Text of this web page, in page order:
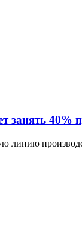
занять 40%
линию